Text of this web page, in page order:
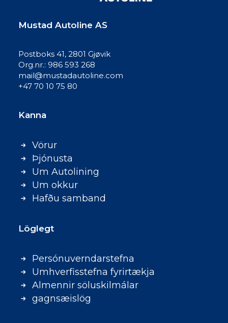
Mustad Autoline AS
Postboks 41, 2801 Gjøvik
Org.nr.: 986 593 268
mail@mustadautoline.com
+47 70 10 75 80
Kanna
Vörur
Þjónusta
Um Autolining
Um okkur
Hafðu samband
Löglegt
Persónuverndarstefna
Umhverfisstefna fyrirtækja
Almennir söluskilmálar
gagnsæislög